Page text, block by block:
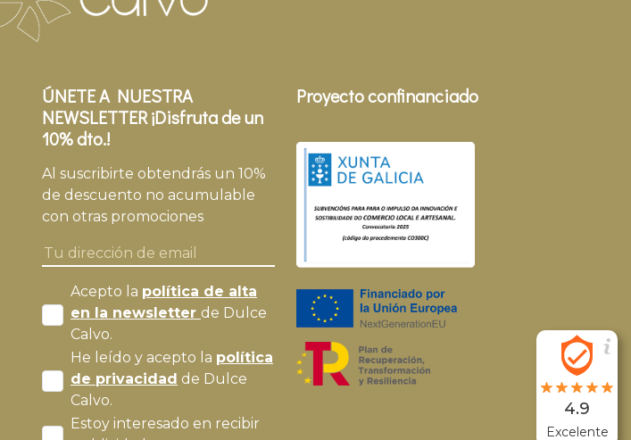
ÚNETE A NUESTRA
NEWSLETTER ¡Disfruta de un
10% dto.!
Al suscribirte obtendrás un 10%
de descuento no acumulable
con otras promociones
Acepto la política de alta
en la newsletter de Dulce
Calvo.
He leído y acepto la política
de privacidad de Dulce
Calvo.
Estoy interesado en recibir
Proyecto confinanciado
4.9
Excelente